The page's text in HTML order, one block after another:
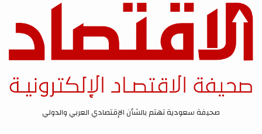
صحيفة سعودية تهتم بالشأن الإقتصادي العربي والدولي